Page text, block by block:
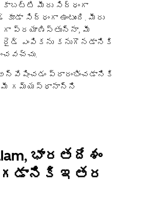
కాబట్టి మీరు సిద్ధంగా
సిద్ధంగా ఉంటుంది. మీరు
ఎంపికను కనుగొనడానికి
అన్వేషించడం ప్రారంభించడానికి
మీ గమ్యస్థానాన్ని
భారతదేశం
ఇతర